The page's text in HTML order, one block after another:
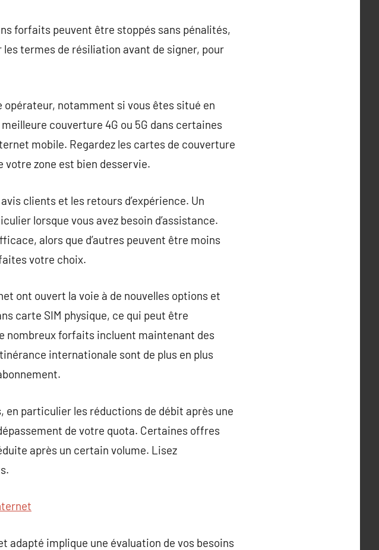
forfaits peuvent être stoppés sans pénalités,
les termes de résiliation avant de signer, pour
notamment si vous êtes situé en
couverture 4G ou 5G dans certaines
mobile. Regardez les cartes de couverture
votre zone est bien desservie.
clients et les retours d’expérience. Un
lorsque vous avez besoin d’assistance.
alors que d’autres peuvent être moins
votre choix.
ont ouvert la voie à de nouvelles options et
carte SIM physique, ce qui peut être
nombreux forfaits incluent maintenant des
internationale sont de plus en plus
en particulier les réductions de débit après une
de votre quota. Certaines offres
après un certain volume. Lisez
adapté implique une évaluation de vos besoins